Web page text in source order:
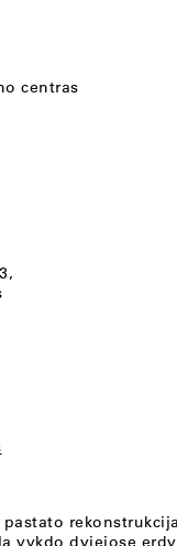
centras
pastato
vykdo dviejose